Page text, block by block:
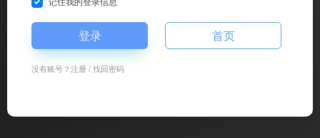
登录 首页
没有账号？注册/找回密码